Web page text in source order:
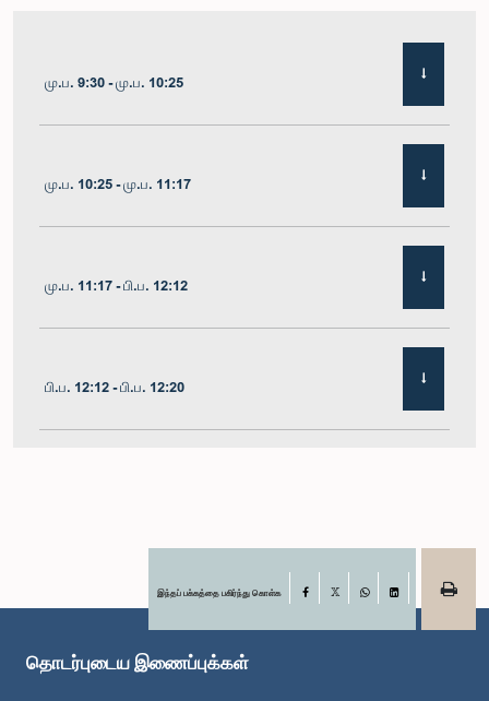
மு.ப. 9:30 - மு.ப. 10:25
மு.ப. 10:25 - மு.ப. 11:17
மு.ப. 11:17 - பி.ப. 12:12
பி.ப. 12:12 - பி.ப. 12:20
பி.ப. 1:00 - பி.ப. 1:07இந்தப் பக்கத்தை பகிர்ந்து கொள்க Facebook
LinkedIn
தொடர்புடைய இணைப்புக்கள்